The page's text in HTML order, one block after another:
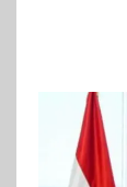
إنتيسا سان باولو تحقق 5.6 مليار